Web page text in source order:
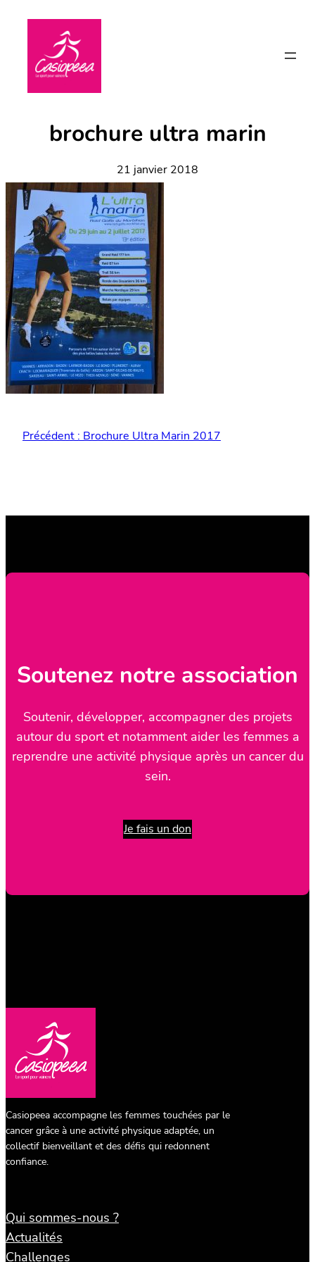
brochure ultra marin
21 janvier 2018
Précédent :Brochure Ultra Marin 2017
Soutenez notre association
Soutenir, développer, accompagner des projets
autour du sport et notamment aider les femmes a
reprendre une activité physique après un cancer du
sein.
Je fais un don
Casiopeea accompagne les femmes touchées par le
cancer grâce à une activité physique adaptée, un
collectif bienveillant et des défis qui redonnent
confiance.
Qui sommes-nous ?
Actualités
Challenges